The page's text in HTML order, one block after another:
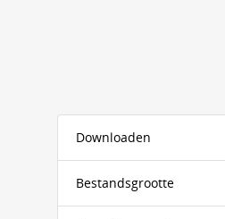
Downloaden
Bestandsgrootte